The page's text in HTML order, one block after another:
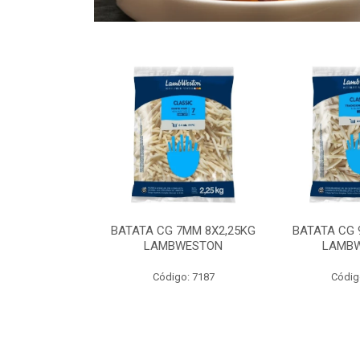
BATATA CG 7MM 8X2,25KG
LAMBWESTON
Código: 7187
BATATA CG